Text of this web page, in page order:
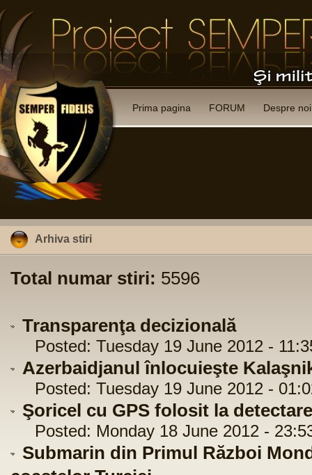
Prima pagina FORUM Despre noi
Arhiva stiri
Total numar stiri: 5596
Transparenţa decizională
Posted: Tuesday 19 June 2012 -
Azerbaidjanul înlocuieşte
Posted: Tuesday 19 June 2012 -
Şoricel cu GPS folosit la
Posted: Monday 18 June 2012 -
Submarin din Primul Război